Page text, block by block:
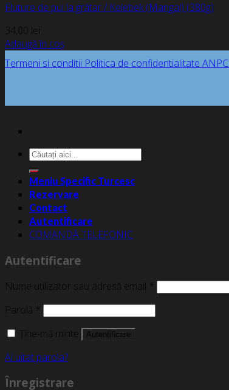
Fluture de pui la grătar / Kelebek (Mangal) (380g)
34,00 lei
Adaugă în coș
Termeni si conditii Politica de confidentialitate ANPC
Caută
după:
Meniu Specific Turcesc
Rezervare
Contact
Autentificare
COMANDĂ TELEFONIC
Autentificare
Nume utilizator sau adresă email *
Parolă *
Ține-mă minte
Autentificare
Ai uitat parola?
Înregistrare